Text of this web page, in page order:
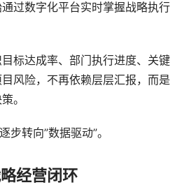
过数字化平台实时掌握战略执行
标达成率、部门执行进度、关键
风险，不再依赖层层汇报，而是
。
步转向”数据驱动”。
经营闭环